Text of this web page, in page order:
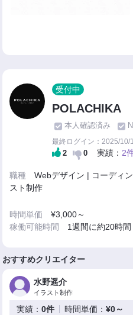
受付中
POLACHIKA
本人確認済み
最終ログイン：2025/10/
2 0 実績： 2
職種Webデザイン | コーディ
スト制作
時間単価¥3,000～
稼働可能時間 1週間に約20時間
おすすめクリエイター
水野遥介
イラスト制作
実績：0件 時間単価：¥0～